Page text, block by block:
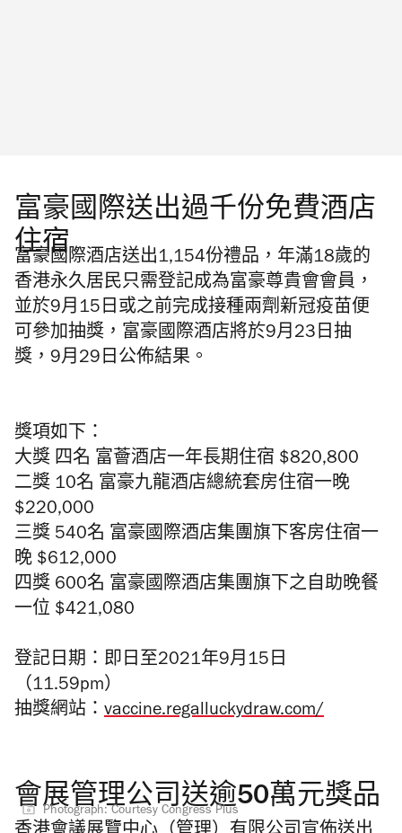
富豪國際送出過千份免費酒店
住宿
富豪國際酒店送出1,154份禮品，年滿18歲的
香港永久居民只需登記成為富豪尊貴會會員，
並於9月15日或之前完成接種兩劑新冠疫苗便
可參加抽獎，富豪國際酒店將於9月23日抽
獎，9月29日公佈結果。
獎項如下：
大獎 四名 富薈酒店一年長期住宿 $820,800
二獎 10名 富豪九龍酒店總統套房住宿一晚
$220,000
三獎 540名 富豪國際酒店集團旗下客房住宿一
晚 $612,000
四獎 600名 富豪國際酒店集團旗下之自助晚餐
一位 $421,080
登記日期：即日至2021年9月15日
（11.59pm）
抽獎網站： vaccine.regalluckydraw.com/
會展管理公司送逾50萬元獎品
Photograph: Courtesy Congress Plus